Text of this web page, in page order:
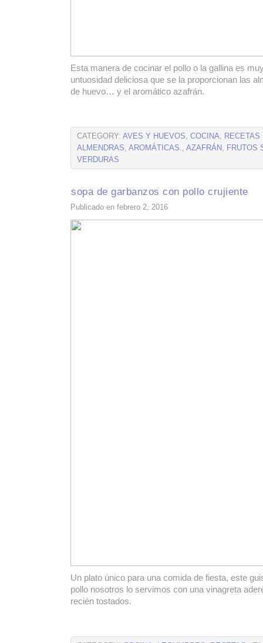
Esta manera de cocinar el pollo o la gallina es
untuosidad deliciosa que se la proporcionan las
de huevo… y el aromático azafrán.
CATEGORY: AVES Y HUEVOS, COCINA, RECETAS
ALMENDRAS, AROMÁTICAS., AZAFRÁN, FRUTOS
VERDURAS
sopa de garbanzos con pollo crujiente
Publicado en febrero 2, 2016
Un plato único para una comida de fiesta, este
pollo nosotros lo servimos con una vinagreta
recién tostados.